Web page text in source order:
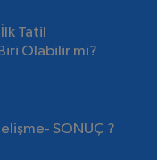
Tatil
Olabilir mi?
SONUÇ ?